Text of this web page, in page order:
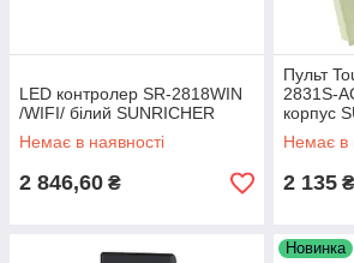
LED контролер SR-2818WIN
/WIFI/ білий SUNRICHER
Немає в наявності
2 846,60 ₴
Пульт
2831S-
корпус
Немає в
2 135 ₴
Новинка